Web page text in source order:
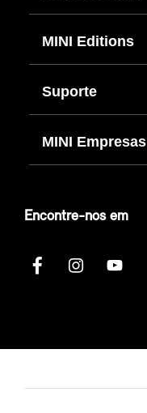
MINI Editions
Suporte
MINI Empresas
Encontre-nos em